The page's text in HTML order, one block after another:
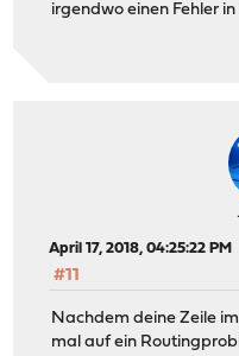
irgendwo einen Fehler
April 17, 2018, 04:25:22 PM
#11
Nachdem deine Zeile
mal auf ein